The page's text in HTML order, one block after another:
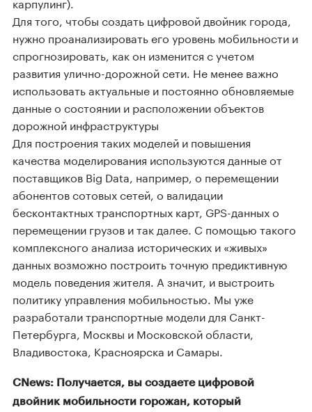
Для того, чтобы создать цифровой двойник города,
нужно проанализировать его уровень мобильности и
спрогнозировать, как он изменится с учетом
развития улично-дорожной сети. Не менее важно
использовать актуальные и постоянно обновляемые
данные о состоянии и расположении объектов
дорожной инфраструктуры
Для построения таких моделей и повышения
качества моделирования используются данные от
поставщиков Big Data, например, о перемещении
абонентов сотовых сетей, о валидации
бесконтактных транспортных карт, GPS-данных о
перемещении грузов и так далее. С помощью такого
комплексного анализа исторических и «живых»
данных возможно построить точную предиктивную
модель поведения жителя. А значит, и выстроить
политику управления мобильностью. Мы уже
разработали транспортные модели для Санкт-
Петербурга, Москвы и Московской области,
Владивостока, Красноярска и Самары.
CNews: Получается, вы создаете цифровой
двойник мобильности горожан, который